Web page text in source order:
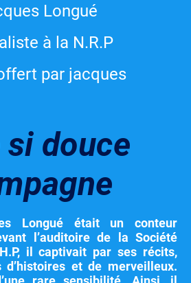
Longué
à la N.R.P
par jacques
si douce
Longué était un conteur
l’auditoire de la Société
il captivait par ses récits,
d’histoires et de merveilleux.